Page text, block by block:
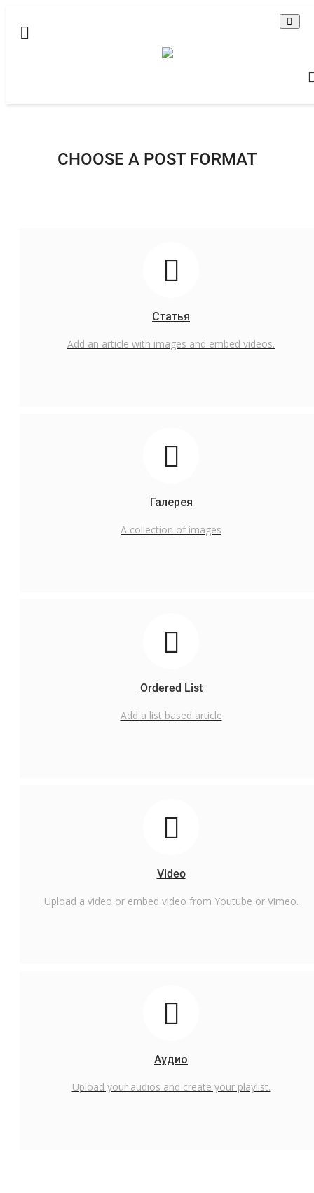
Brawl Stars - Бравл Старс
CHOOSE A POST FORMAT
Статья
Add an article with images and embed videos.
Галерея
A collection of images
Ordered List
Add a list based article
Video
Upload a video or embed video from Youtube or Vimeo.
Аудио
Upload your audios and create your playlist.